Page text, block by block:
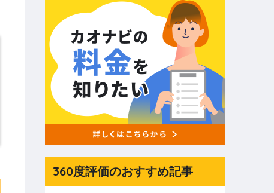
360度評価のおすすめ記事